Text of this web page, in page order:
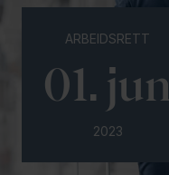
ARBEIDSRETT
01. jun
2023